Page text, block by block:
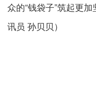
众的“钱袋子”筑起更
讯员 孙贝贝）